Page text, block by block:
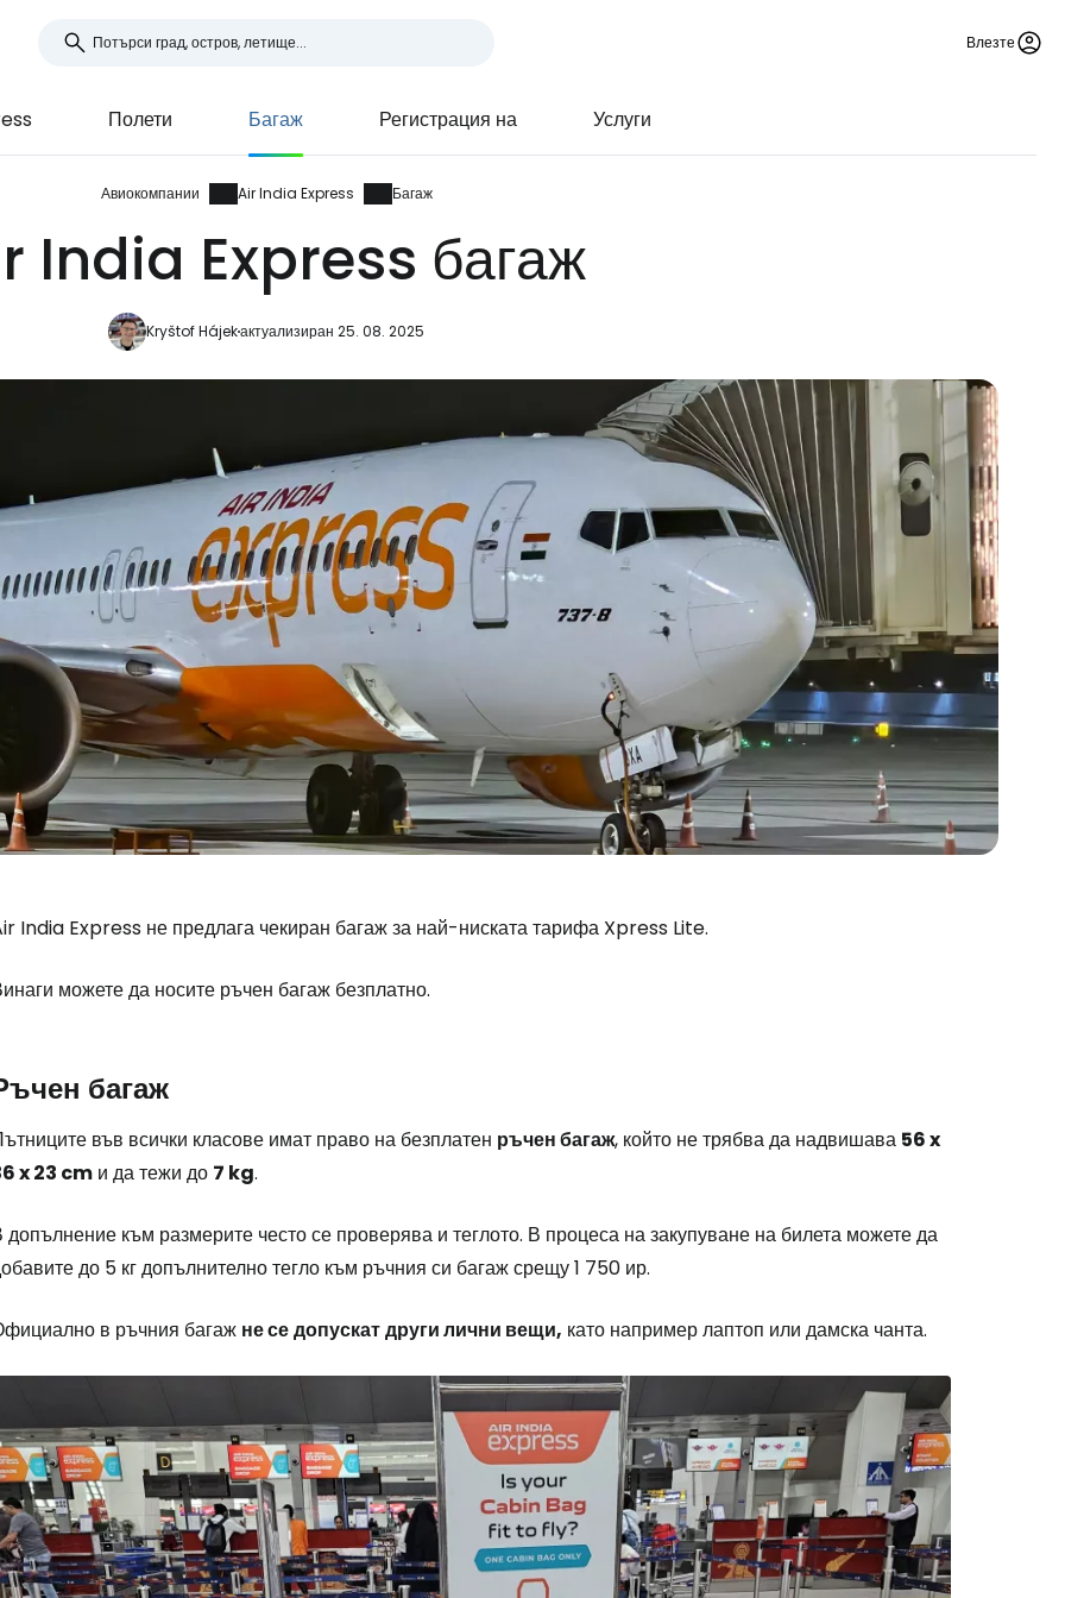
Влезте
Полети Багаж Регистрация на Услуги
Авиокомпании Air India Express Багаж
India Express багаж
Kryštof Hájekактуализиран 25. 08. 2025
India Express не предлага чекиран багаж за най-ниската тарифа Xpress Lite.
можете да носите ръчен багаж безплатно.
багаж
във всички класове имат право на безплатен ръчен багаж, който не трябва да надвишава 56 x
x 23 cm и да тежи до 7 kg.
допълнение към размерите често се проверява и теглото. В процеса на закупуване на билета можете да
до 5 кг допълнително тегло към ръчния си багаж срещу 1 750 ир.
в ръчния багаж не седопускатдруги лични вещи, като например лаптоп или дамска чанта.